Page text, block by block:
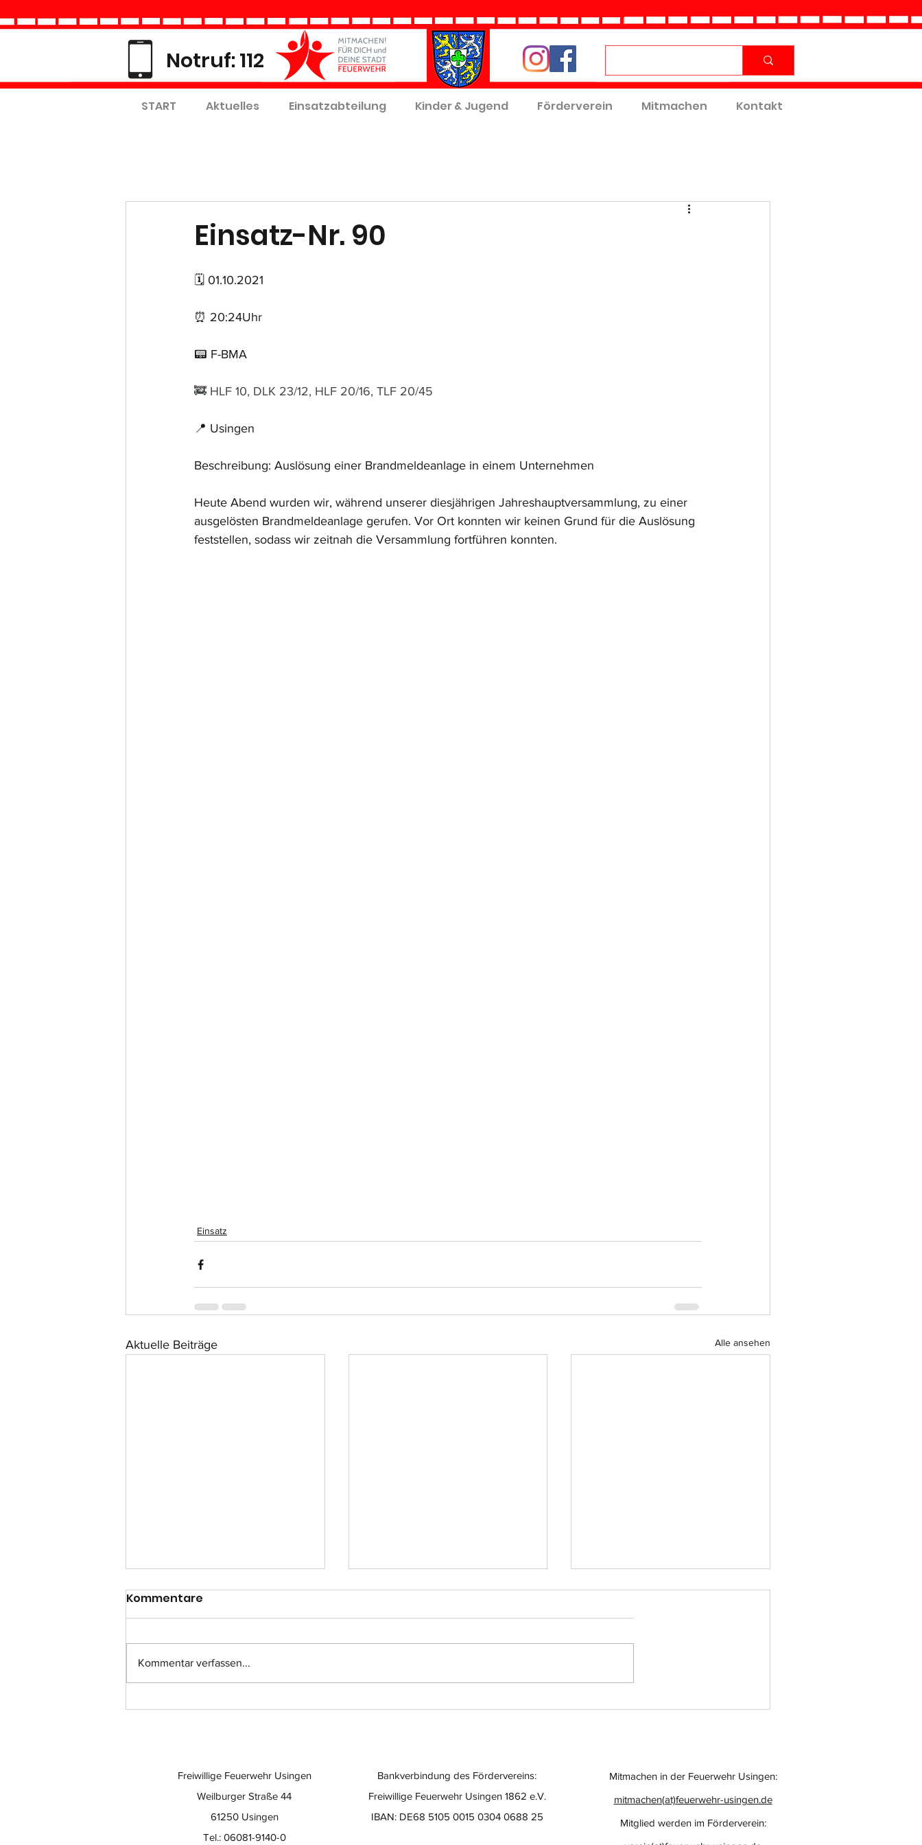
Notruf: 112
START Aktuelles Einsatzabteilung Kinder & Jugend Förderverein Mitmachen Kontakt
Einsatz-Nr. 90
🗓 01.10.2021
⏰ 20:24Uhr
📟 F-BMA
🚒 HLF 10, DLK 23/12, HLF 20/16, TLF 20/45
📍 Usingen
Beschreibung: Auslösung einer Brandmeldeanlage in einem Unternehmen
Heute Abend wurden wir, während unserer diesjährigen Jahreshauptversammlung, zu einer
ausgelösten Brandmeldeanlage gerufen. Vor Ort konnten wir keinen Grund für die Auslösung
feststellen, sodass wir zeitnah die Versammlung fortführen konnten.
Einsatz
Aktuelle Beiträge Alle ansehen
Einsatz-Nr.: 057
Kommentare
Kommentar verfassen...
Bankverbindung des Fördervereins:
Freiwillige Feuerwehr Usingen 1862 e.V.
IBAN: DE68 5105 0015 0304 0688 25
Freiwillige Feuerwehr Usingen
Weilburger Straße 44
61250 Usingen
Tel.: 06081-9140-0
Mitmachen in der Feuerwehr Usingen:
mitmachen(at)feuerwehr-usingen.de
Mitglied werden im Förderverein: